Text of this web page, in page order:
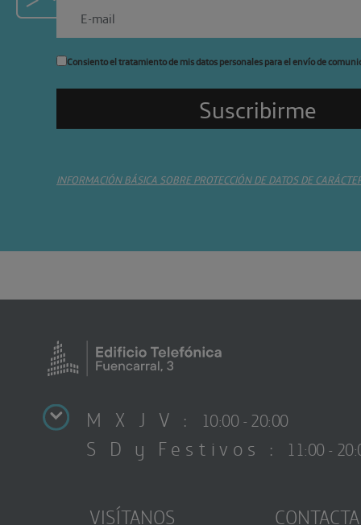
Consiento el tratamiento de mis datos personales para el envío de
INFORMACIÓN BÁSICA SOBRE PROTECCIÓN DE DATOS DE
M X J V : 10:00 - 20:00
S D y Festivos : 11:00 -
VISÍTANOS
CONTACTA